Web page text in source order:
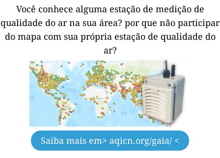
Você conhece alguma estação de medição de
qualidade do ar na sua área? por que não participar
do mapa com sua própria estação de qualidade do
ar?
Saiba mais em> aqicn.org/gaia/ <